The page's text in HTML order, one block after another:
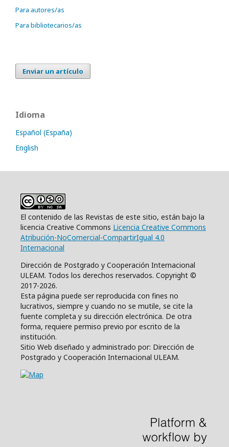
Para autores/as
Para bibliotecarios/as
Enviar un artículo
Idioma
Español (España)
English
El contenido de las Revistas de este sitio, están bajo la
licencia Creative Commons Licencia Creative Commons
Atribución-NoComercial-CompartirIgual 4.0
Internacional
Dirección de Postgrado y Cooperación Internacional
ULEAM. Todos los derechos reservados. Copyright ©
2017-2026.
Esta página puede ser reproducida con fines no
lucrativos, siempre y cuando no se mutile, se cite la
fuente completa y su dirección electrónica. De otra
forma, requiere permiso previo por escrito de la
institución.
Sitio Web diseñado y administrado por: Dirección de
Postgrado y Cooperación Internacional ULEAM.